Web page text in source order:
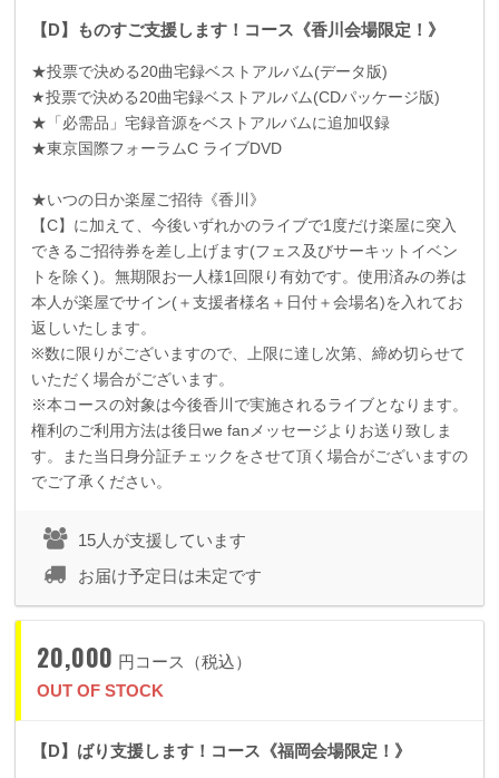
【D】ものすご支援します！コース《香川会場限定！》
★投票で決める20曲宅録ベストアルバム(データ版)
★投票で決める20曲宅録ベストアルバム(CDパッケージ版)
★「必需品」宅録音源をベストアルバムに追加収録
★東京国際フォーラムC ライブDVD
★いつの日か楽屋ご招待《香川》
【C】に加えて、今後いずれかのライブで1 度だけ楽屋に突入
できるご招待券を差し上げます(フェス及びサーキットイベン
トを除く )。無期限お一人様1 回限り有効です。使用済みの券は
本人が楽屋でサイン(＋支援者様名＋日付＋会場名)を入れてお
返しいたします。
※数に限りがございますので、上限に達し次第、締め切らせて
いただく場合がございます。
※本コースの対象は今後香川で実施されるライブとなります。
権利のご利用方法は後日we fanメッセージよりお送り致しま
す。また当日身分証チェックをさせて頂く場合がございますの
でご了承ください。
15人が支援しています
お届け予定日は未定です
20,000 円コース（税込）
OUT OF STOCK
【D】ばり支援します！コース《福岡会場限定！》